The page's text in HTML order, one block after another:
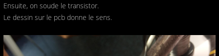
Ensuite, on soude le transistor.
Le dessin sur le pcb donne le sens.